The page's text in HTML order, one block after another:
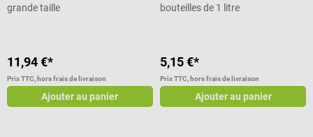
grande taille
11,94 €*
Prix TTC, hors frais de livraison
Ajouter au panier
bouteilles de 1 litre
5,15 €*
Prix TTC, hors frais de livraison
Ajouter au panier